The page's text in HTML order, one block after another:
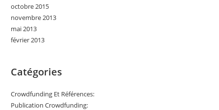
octobre 2015
novembre 2013
mai 2013
février 2013
Catégories
Crowdfunding Et Références:
Publication Crowdfunding: